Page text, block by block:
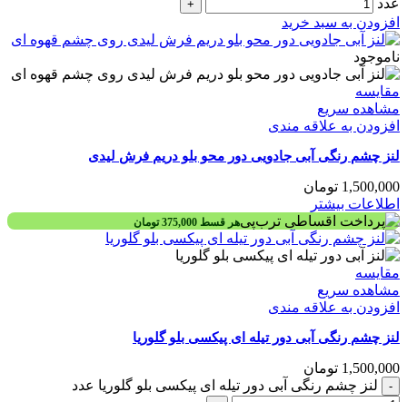
افزودن به سبد خرید
ناموجود
مقایسه
مشاهده سریع
افزودن به علاقه مندی
لنز چشم رنگی آبی جادویی دور محو بلو دریم فرش لیدی
1,500,000 تومان
اطلاعات بیشتر
هر قسط 375,000 تومان
مقایسه
مشاهده سریع
افزودن به علاقه مندی
لنز چشم رنگی آبی دور تیله ای پیکسی بلو گلوریا
1,500,000 تومان
لنز چشم رنگی آبی دور تیله ای پیکسی بلو گلوریا عدد